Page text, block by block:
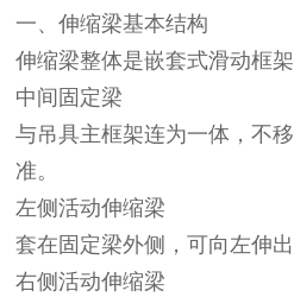
一、伸缩梁基本结构
伸缩梁整体是嵌套式滑动框架
中间固定梁
与吊具主框架连为一体，不
准。
左侧活动伸缩梁
套在固定梁外侧，可向左伸出
右侧活动伸缩梁